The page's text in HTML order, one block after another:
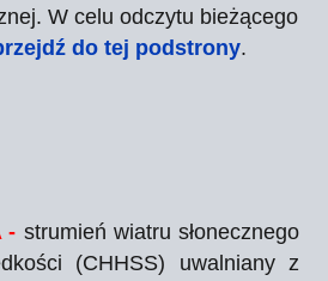
W celu odczytu bieżącego
do tej podstrony.
- strumień wiatru słonecznego
(CHHSS) uwalniany z